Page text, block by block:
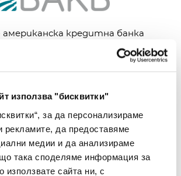
използва "бисквитки"
за да персонализираме
рекламите, да предоставяме
медии и да анализираме
така споделяме информация за
използвате сайта ни, с
американска кредитна банка
банка Д АД